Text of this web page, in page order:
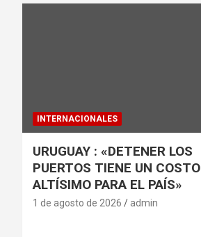
INTERNACIONALES
URUGUAY : «DETENER LOS
PUERTOS TIENE UN COSTO
ALTÍSIMO PARA EL PAÍS»
1 de agosto de 2026 admin